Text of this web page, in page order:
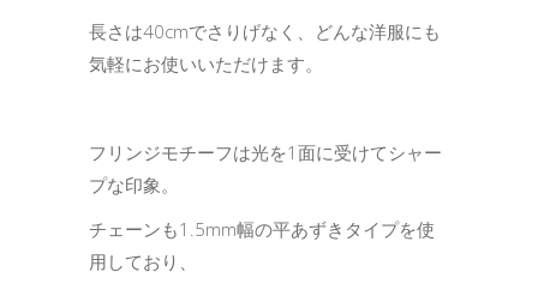
長さは40cmでさりげなく、どんな洋服にも
気軽にお使いいただけます。
フリンジモチーフは光を1面に受けてシャー
プな印象。
チェーンも1.5mm幅の平あずきタイプを使
用しており、